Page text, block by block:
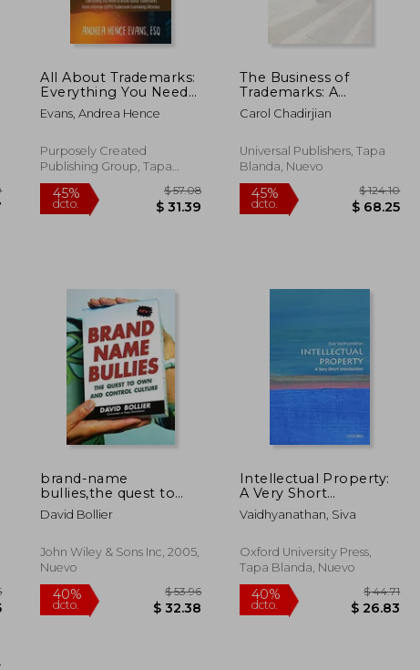
$ 93.79
$ 56.27
All About Trademarks:
Everything You Need
to Know About
Trademarks From a
Trademark Examining
Attorney (en Inglés)
Evans, Andrea Hence
Purposely Created
Publishing Group, Tapa
Blanda, Nuevo
45%
dcto.
$ 57.08
$ 31.39
The Business of
Trademarks: A
Practical Guide to
Trademark
Attorneys and
Paralegals
Carol Chadirjian
Universal Publishers, Tapa
Blanda, Nuevo
45%
dcto.
brand-name
bullies,the quest to
own and control
culture
David Bollier
John Wiley & Sons Inc, 2005,
Nuevo
Intellectual Property:
A Very Short
Introduction (Very
Short Introductions)
Vaidhyanathan, Siva
Oxford University Press,
Tapa Blanda, Nuevo